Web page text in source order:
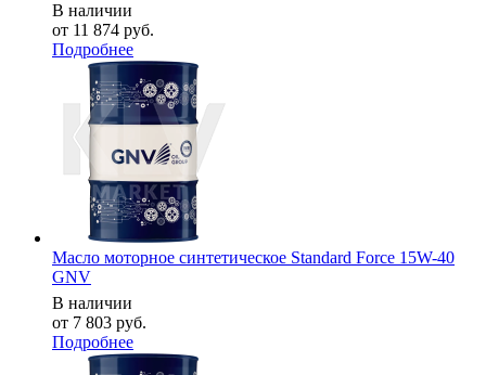
В наличии
от 11 874 руб.
Подробнее
Масло моторное синтетическое Standard Force 15W-40
GNV
В наличии
от 7 803 руб.
Подробнее